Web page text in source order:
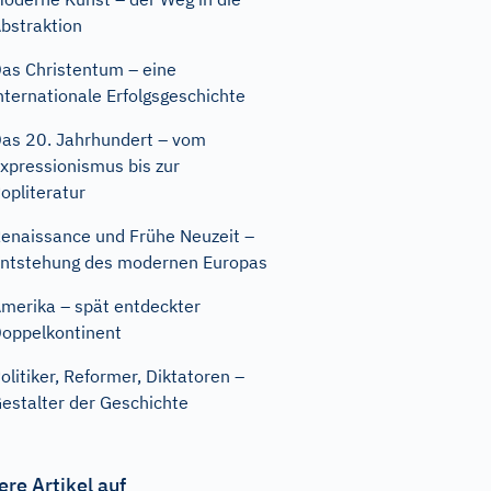
Christentum – eine
Erfolgsgeschichte
20. Jahrhundert – vom
bis zur
und Frühe Neuzeit –
des modernen Europas
– spät entdeckter
Reformer, Diktatoren –
der Geschichte
Artikel auf